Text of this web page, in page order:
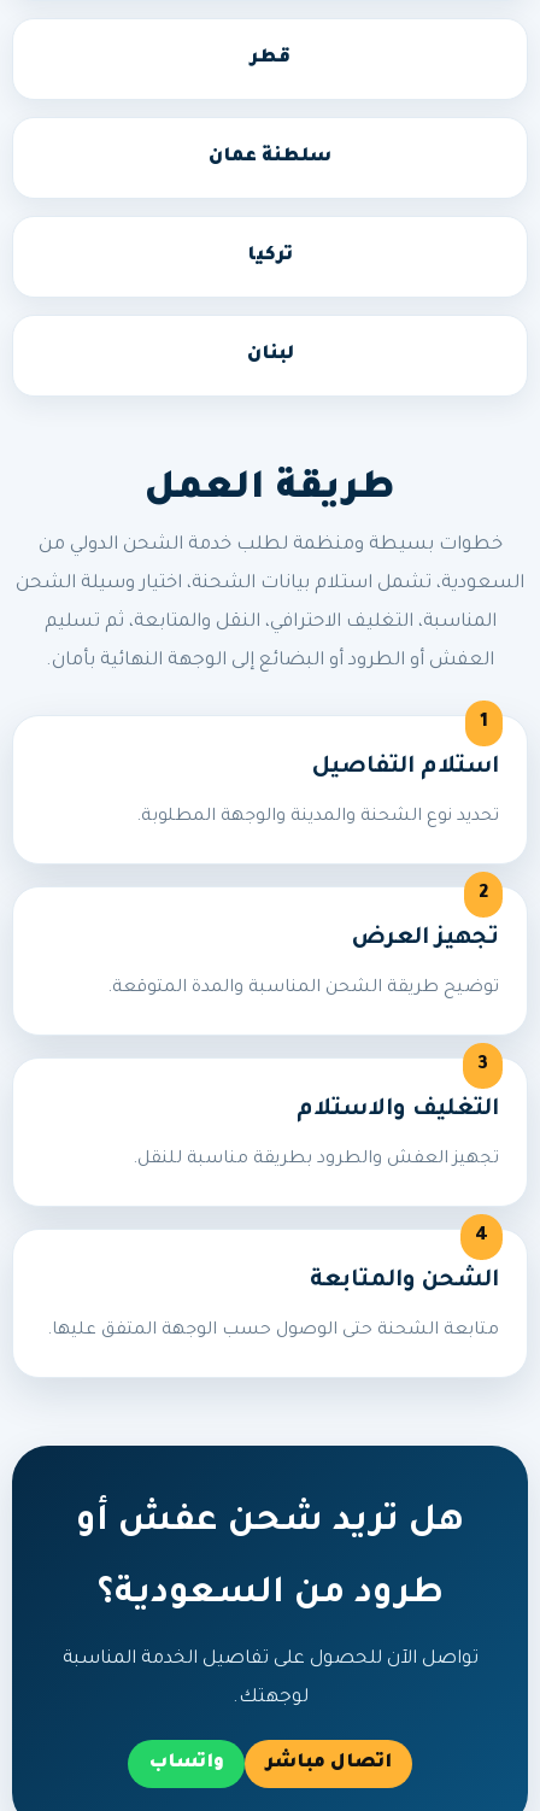
قطر
سلطنة عمان
تركيا
لبنان
طريقة العمل
خطوات بسيطة ومنظمة لطلب خدمة الشحن الدولي من
السعودية، تشمل استلام بيانات الشحنة، اختيار وسيلة الشحن
المناسبة، التغليف الاحترافي، النقل والمتابعة، ثم تسليم
العفش أو الطرود أو البضائع إلى الوجهة النهائية بأمان.
استلام التفاصيل
تحديد نوع الشحنة والمدينة والوجهة المطلوبة.
تجهيز العرض
توضيح طريقة الشحن المناسبة والمدة المتوقعة.
التغليف والاستلام
تجهيز العفش والطرود بطريقة مناسبة للنقل.
الشحن والمتابعة
متابعة الشحنة حتى الوصول حسب الوجهة المتفق عليها.
هل تريد شحن عفش أو
طرود من السعودية؟
تواصل الآن للحصول على تفاصيل الخدمة المناسبة
لوجهتك.
اتصال مباشر واتساب